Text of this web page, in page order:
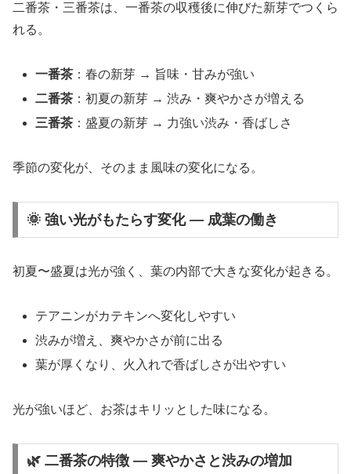
二番茶・三番茶は、一番茶の収穫後に伸びた新芽でつくら
れる。
一番茶 ：春の新芽 → 旨味・甘みが強い
二番茶 ：初夏の新芽 → 渋み・爽やかさが増える
三番茶 ：盛夏の新芽 → 力強い渋み・香ばしさ
季節の変化が、そのまま風味の変化になる。
🌞 強い光がもたらす変化 ― 成葉の働き
初夏〜盛夏は光が強く、葉の内部で大きな変化が起きる。
テアニンがカテキンへ変化しやすい
渋みが増え、爽やかさが前に出る
葉が厚くなり、火入れで香ばしさが出やすい
光が強いほど、お茶はキリッとした味になる。
🌿 二番茶の特徴 ― 爽やかさと渋みの増加